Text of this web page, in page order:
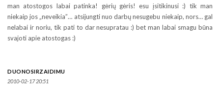
man atostogos labai patinka! gėrių gėris! esu įsitikinusi :) tik man
niekaip jos „neveikia”… atsijungti nuo darbų nesugebu niekaip, nors… gal
nelabai ir noriu, tik pati to dar nesupratau :) bet man labai smagu būna
svajoti apie atostogas :)
DUONOSIRZAIDIMU
2010-02-17 20:51